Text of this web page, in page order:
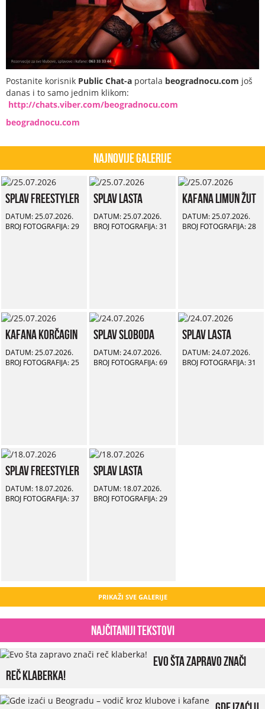
Postanite korisnik Public Chat-a portala beogradnocu.com još
danas i to samo jednim klikom:
http://chats.viber.com/beogradnocu.com
beogradnocu.com
Najnovije Galerije
Splav Freestyler
DATUM: 25.07.2026.
BROJ FOTOGRAFIJA: 29
Splav Lasta
DATUM: 25.07.2026.
BROJ FOTOGRAFIJA: 31
Kafana Limun Žut
DATUM: 25.07.2026.
BROJ FOTOGRAFIJA: 28
Kafana Korčagin
DATUM: 25.07.2026.
BROJ FOTOGRAFIJA: 25
Splav Sloboda
DATUM: 24.07.2026.
BROJ FOTOGRAFIJA: 69
Splav Lasta
DATUM: 24.07.2026.
BROJ FOTOGRAFIJA: 31
Splav Freestyler
DATUM: 18.07.2026.
BROJ FOTOGRAFIJA: 37
Splav Lasta
DATUM: 18.07.2026.
BROJ FOTOGRAFIJA: 29
PRIKAŽI SVE GALERIJE
Najčitaniji tekstovi
Evo šta zapravo znači
reč klaberka!